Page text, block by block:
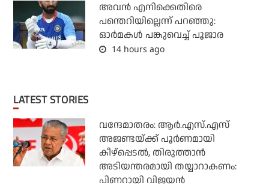
അവന്‍ എനിക്കെതിരെ
പന്തെറിയില്ലെന്ന് പറഞ്ഞു:
ഓര്‍മകള്‍ പങ്കുവെച്ച് പൂജാര
14 hours ago
LATEST STORIES
വന്ദേമാതരം: ആര്‍.എസ്.എസ്
അജണ്ടയ്ക്ക് പൂര്‍ണമായി
കീഴ്‌പ്പെടല്‍, തിരുത്താന്‍
അടിയന്തരമായി തയ്യാറാകണം:
പിണറായി വിജയന്‍